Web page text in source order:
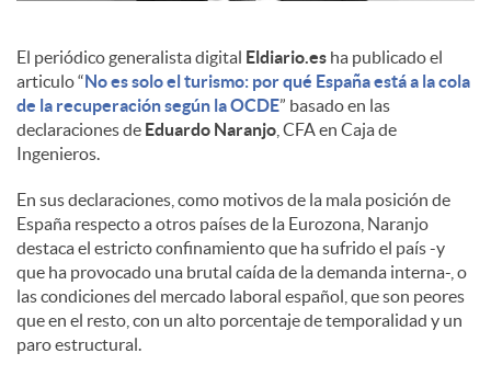
c
o
n
t
e
El periódico generalista digital Eldiario.es ha publicado el
articulo “No es solo el turismo: por qué España está a la cola
de la recuperación según la OCDE” basado en las
declaraciones de Eduardo Naranjo , CFA en Caja de
Ingenieros.
En sus declaraciones, como motivos de la mala posición de
España respecto a otros países de la Eurozona, Naranjo
destaca el estricto confinamiento que ha sufrido el país -y
que ha provocado una brutal caída de la demanda interna-, o
las condiciones del mercado laboral español, que son peores
que en el resto, con un alto porcentaje de temporalidad y un
paro estructural.